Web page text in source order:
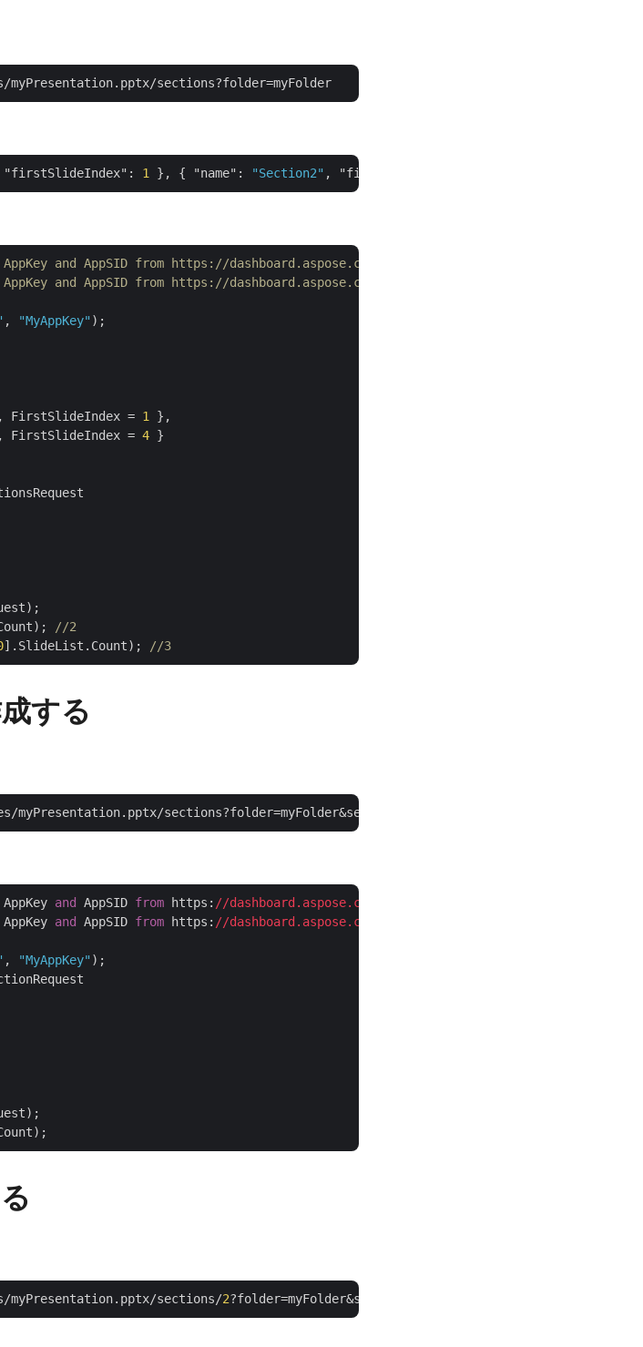
"firstSlideIndex" : 1 }, { "name" : "Section2" , "firstSlideIndex"
and AppSID from https://dashboard.aspose.cloud/
and AppSID from https://dashboard.aspose.cloud/
, "MyAppKey" );
, FirstSlideIndex = 1
},
, FirstSlideIndex = 4 }
//2
].SlideList.Count); //3
する
myPresentation.pptx/sections?folder=myFolder&sectionName=NewSection&slideIndex=
and AppSID from https: //dashboard.aspose.cloud/
and AppSID from https: //dashboard.aspose.cloud/
, "MyAppKey" );
myPresentation.pptx/sections/2